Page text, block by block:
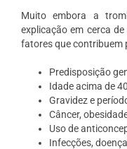
Muito embora a
explicação em cerca
fatores que contribuem
Predisposição
Idade acima de
Gravidez e
Câncer,
Uso de
Infecções,